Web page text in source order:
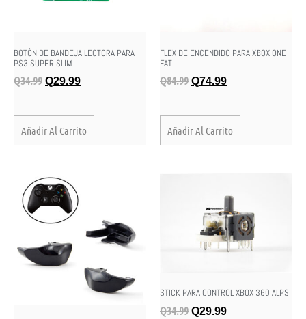
BOTÓN DE BANDEJA LECTORA PARA
PS3 SUPER SLIM
Q34.99 Q29.99
Añadir Al Carrito
FLEX DE ENCENDIDO PARA XBOX ONE
FAT
Q84.99 Q74.99
Añadir Al Carrito
STICK PARA CONTROL XBOX 360 ALPS
Q34.99 Q29.99